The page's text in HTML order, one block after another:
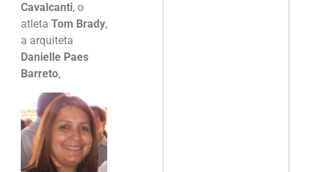
Cavalcanti, o
atleta Tom Brady,
a arquiteta
Danielle Paes
Barreto,